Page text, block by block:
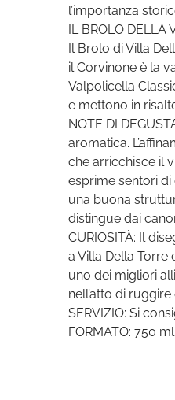
l’importanza
IL BROLO DELLA
Il Brolo di Villa
il Corvinone è la
Valpolicella
e mettono in
NOTE DI
aromatica.
che arricchisce il
esprime sentori
una buona
distingue dai
CURIOSITÀ: Il
a Villa Della Torre
uno dei migliori
nell’atto di
SERVIZIO: Si
FORMATO: 750 ml